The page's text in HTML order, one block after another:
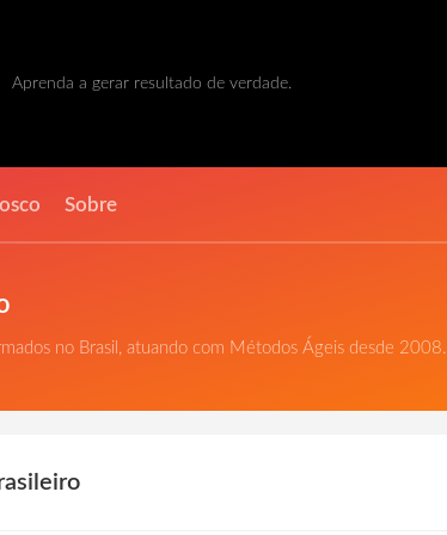
Aprenda a gerar resultado de verdade.
Sobre
no Brasil, atuando com Métodos Ágeis desde 2008.